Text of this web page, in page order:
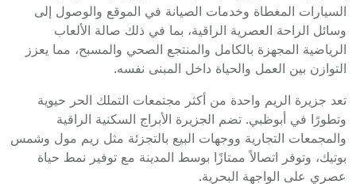
السيارات المغطاة وخدمات الصيانة في الموقع والوصول إلى
وسائل الراحة العصرية الراقية، بما في ذلك صالة الألعاب
الرياضية المجهزة بالكامل والمنتجع الصحي والمسبح، مما يعزز
التوازن بين العمل والحياة داخل المبنى نفسه.
تعد جزيرة الريم واحدة من أكثر مجتمعات التملك الحر حيوية
وتطورًا في أبوظبي. تضم الجزيرة الأبراج السكنية الراقية
والمجمعات التجارية ووجهات البيع بالتجزئة مثل ريم مول وشمس
بوتيك، وتوفر اتصالاً ممتازًا بوسط المدينة مع توفير نمط حياة
عصري على الواجهة البحرية.